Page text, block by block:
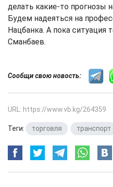
делать какие-то прогнозы
Будем надеяться на
Нацбанка. А пока ситуация
Сманбаев.
Сообщи свою новость:
URL: https://www.vb.kg/264359
Теги: торговля транспорт